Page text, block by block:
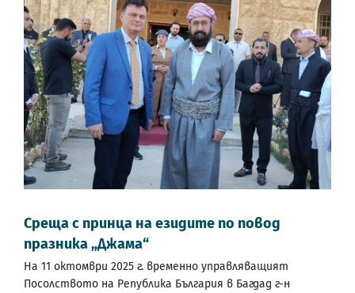
Среща с принца на езидите по повод
празника „Джама“
На 11 октомври 2025 г. временно управляващият
Посолството на Република България в Багдад г-н